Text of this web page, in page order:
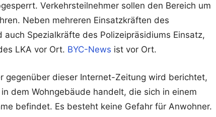
Verkehrsteilnehmer sollen den Bereich um
Neben mehreren Einsatzkräften des
auch Spezialkräfte des Polizeipräsidiums Einsatz,
LKA vor Ort. BYC-News ist vor Ort.
gegenüber dieser Internet-Zeitung wird berichtet,
dem Wohngebäude handelt, die sich in einem
befindet. Es besteht keine Gefahr für Anwohner.